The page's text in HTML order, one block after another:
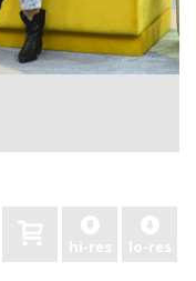
hi-res lo-res